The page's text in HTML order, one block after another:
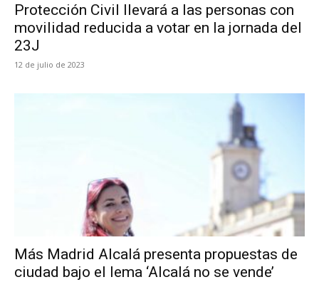
Protección Civil llevará a las personas con
movilidad reducida a votar en la jornada del
23J
12 de julio de 2023
Más Madrid Alcalá presenta propuestas de
ciudad bajo el lema ‘Alcalá no se vende’